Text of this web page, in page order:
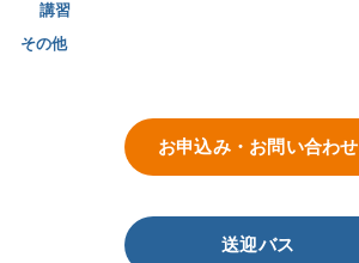
講習
その他
お申込み・お問い合わせ
送迎バス